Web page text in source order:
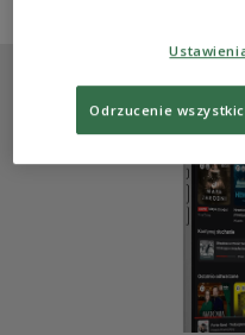
Odrzucenie